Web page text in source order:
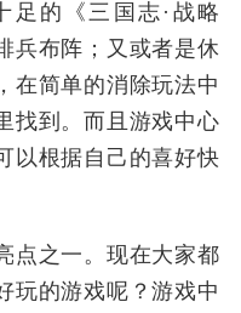
足的《三国志·战略
兵布阵；又或者是休
在简单的消除玩法中
找到。而且游戏中心
以根据自己的喜好快
点之一。现在大家都
玩的游戏呢？游戏中